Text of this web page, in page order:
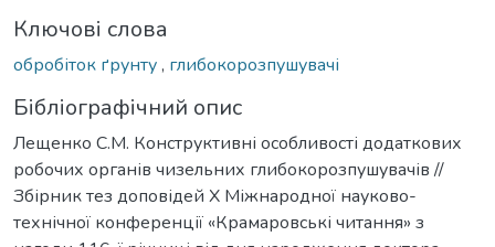
Ключові слова
обробіток ґрунту, глибокорозпушувачі
Бібліографічний опис
Лещенко С.М. Конструктивні особливості додаткових
робочих органів чизельних глибокорозпушувачів //
Збірник тез доповідей Х Міжнародної науково-
технічної конференції «Крамаровські читання» з